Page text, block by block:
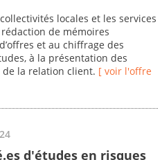
locales et les services
de mémoires
et au chiffrage des
à la présentation des
la relation client. [ voir l'offre
d'études en risques